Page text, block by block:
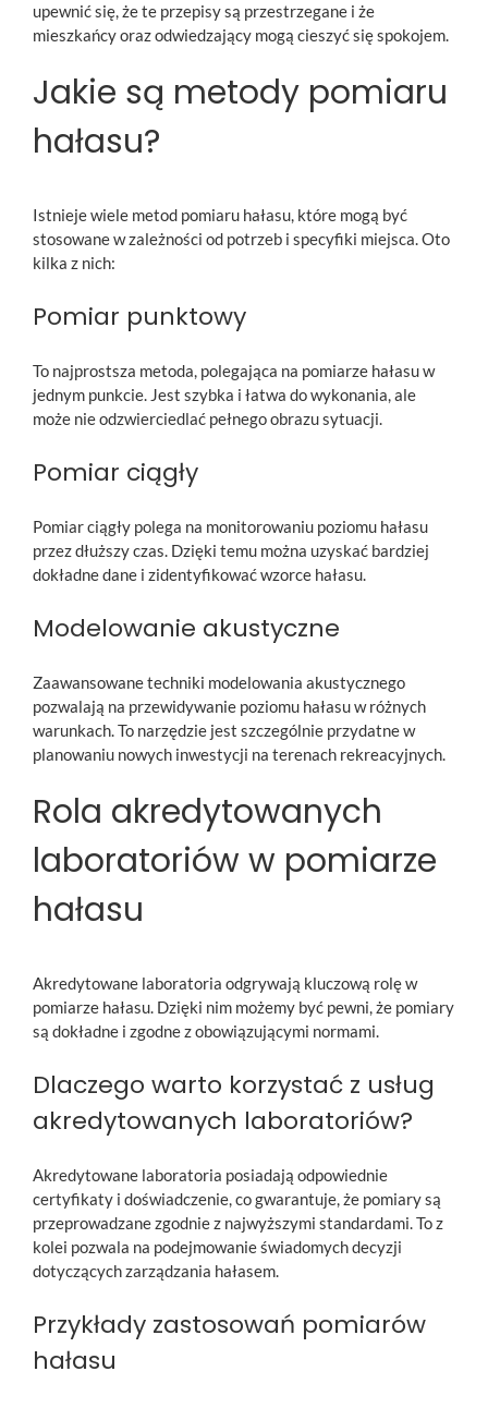
upewnić się, że te przepisy są przestrzegane i że
mieszkańcy oraz odwiedzający mogą cieszyć się spokojem.
Jakie są metody pomiaru
hałasu?
Istnieje wiele metod pomiaru hałasu, które mogą być
stosowane w zależności od potrzeb i specyfiki miejsca. Oto
kilka z nich:
Pomiar punktowy
To najprostsza metoda, polegająca na pomiarze hałasu w
jednym punkcie. Jest szybka i łatwa do wykonania, ale
może nie odzwierciedlać pełnego obrazu sytuacji.
Pomiar ciągły
Pomiar ciągły polega na monitorowaniu poziomu hałasu
przez dłuższy czas. Dzięki temu można uzyskać bardziej
dokładne dane i zidentyfikować wzorce hałasu.
Modelowanie akustyczne
Zaawansowane techniki modelowania akustycznego
pozwalają na przewidywanie poziomu hałasu w różnych
warunkach. To narzędzie jest szczególnie przydatne w
planowaniu nowych inwestycji na terenach rekreacyjnych.
Rola akredytowanych
laboratoriów w pomiarze
hałasu
Akredytowane laboratoria odgrywają kluczową rolę w
pomiarze hałasu. Dzięki nim możemy być pewni, że pomiary
są dokładne i zgodne z obowiązującymi normami.
Dlaczego warto korzystać z usług
akredytowanych laboratoriów?
Akredytowane laboratoria posiadają odpowiednie
certyfikaty i doświadczenie, co gwarantuje, że pomiary są
przeprowadzane zgodnie z najwyższymi standardami. To z
kolei pozwala na podejmowanie świadomych decyzji
dotyczących zarządzania hałasem.
Przykłady zastosowań pomiarów
hałasu